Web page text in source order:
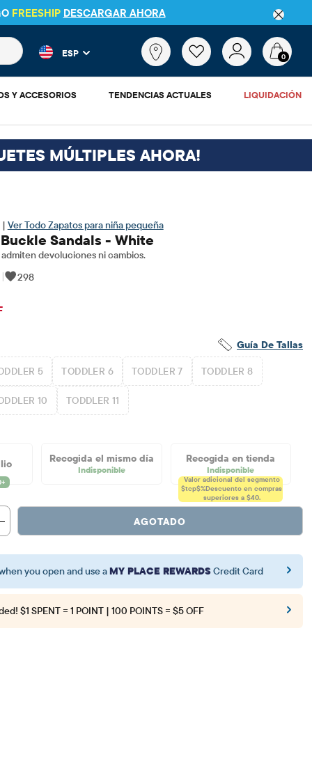
FREESHIP DESCARGAR AHORA
populares y los resultados de productos a medida que
ESP 0
Y ACCESORIOS TENDENCIAS ACTUALES LIQUIDACIÓN
MÚLTIPLES AHORA!
| Ver Todo Zapatos para niña pequeña
Sandals - White
admiten devoluciones ni cambios.
|
298
original: $29.95
Guía De Tallas
5 TODDLER 6 TODDLER 7 TODDLER 8
10 TODDLER 11
Recogida el mismo día
Indisponible
Recogida en tienda
Indisponible
Valor adicional del segmento
$tcp$%Descuento en compras
superiores a $40.
AGOTADO
you open and use aMY PLACE REWARDSCredit Card
$1 SPENT = 1 POINT | 100 POINTS = $5 OFF